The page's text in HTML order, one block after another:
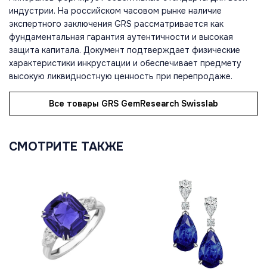
индустрии. На российском часовом рынке наличие
экспертного заключения GRS рассматривается как
фундаментальная гарантия аутентичности и высокая
защита капитала. Документ подтверждает физические
характеристики инкрустации и обеспечивает предмету
высокую ликвидностную ценность при перепродаже.
Все товары GRS GemResearch Swisslab
СМОТРИТЕ ТАКЖЕ